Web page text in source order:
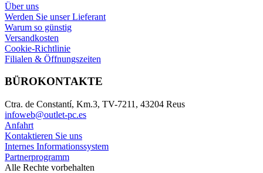
Über uns
Werden Sie unser Lieferant
Warum so günstig
Versandkosten
Cookie-Richtlinie
Filialen & Öffnungszeiten
BÜROKONTAKTE
Ctra. de Constantí, Km.3, TV-7211, 43204 Reus
infoweb@outlet-pc.es
Anfahrt
Kontaktieren Sie uns
Internes Informationssystem
Partnerprogramm
Alle Rechte vorbehalten